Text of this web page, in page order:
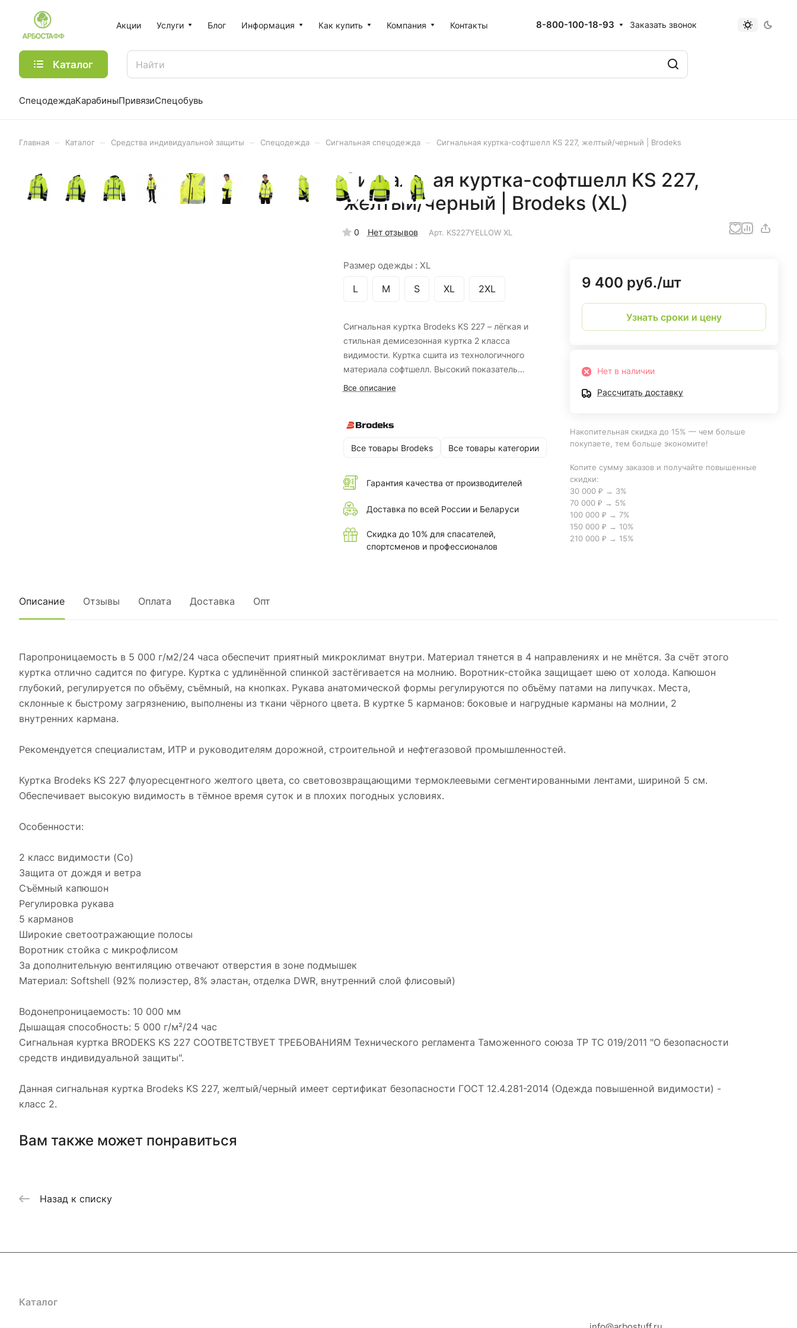
Акции Услуги Блог Информация Как купить Компания Контакты 8-800-100-18-93 Заказать звонок
Каталог
СпецодеждаКарабиныПривязиСпецобувь
Главная Каталог Средства индивидуальной защиты Спецодежда Сигнальная спецодежда Сигнальная куртка-софтшелл KS 227, желтый/черный | Brodeks
Сигнальная куртка-софтшелл KS 227,
желтый/черный | Brodeks (XL)
0 Нет отзывов Арт. KS227YELLOW XL
Размер одежды : XL
L M S XL 2XL
Сигнальная куртка Brodeks KS 227 – лёгкая и
стильная демисезонная куртка 2 класса
видимости. Куртка сшита из технологичного
материала софтшелл. Высокий показатель
водонепроницаемости в 10 000 мм гарантирует
Все описание
Все товары Brodeks Все товары категории
Гарантия качества от производителей
Доставка по всей России и Беларуси
Скидка до 10% для спасателей,
спортсменов и профессионалов
9 400 руб./шт
Узнать сроки и цену
Нет в наличии
Рассчитать доставку
Накопительная скидка до 15% — чем больше
покупаете, тем больше экономите!
Копите сумму заказов и получайте повышенные
скидки:
30 000 ₽ → 3%
70 000 ₽ → 5%
100 000 ₽ → 7%
150 000 ₽ → 10%
210 000 ₽ → 15%
Описание Отзывы Оплата Доставка Опт
Паропроницаемость в 5 000 г/м2/24 часа обеспечит приятный микроклимат внутри. Материал тянется в 4 направлениях и не мнётся. За счёт этого
куртка отлично садится по фигуре. Куртка с удлинённой спинкой застёгивается на молнию. Воротник-стойка защищает шею от холода. Капюшон
глубокий, регулируется по объёму, съёмный, на кнопках. Рукава анатомической формы регулируются по объёму патами на липучках. Места,
склонные к быстрому загрязнению, выполнены из ткани чёрного цвета. В куртке 5 карманов: боковые и нагрудные карманы на молнии, 2
внутренних кармана.
Рекомендуется специалистам, ИТР и руководителям дорожной, строительной и нефтегазовой промышленностей.
Куртка Brodeks KS 227 флуоресцентного желтого цвета, со световозвращающими термоклеевыми сегментированными лентами, шириной 5 см.
Обеспечивает высокую видимость в тёмное время суток и в плохих погодных условиях.
Особенности:
2 класс видимости (Со)
Защита от дождя и ветра
Съёмный капюшон
Регулировка рукава
5 карманов
Широкие светоотражающие полосы
Воротник стойка с микрофлисом
За дополнительную вентиляцию отвечают отверстия в зоне подмышек
Материал: Softshell (92% полиэстер, 8% эластан, отделка DWR, внутренний слой флисовый)
Водонепроницаемость: 10 000 мм
Дышащая способность: 5 000 г/м²/24 час
Сигнальная куртка BRODEKS KS 227 СООТВЕТСТВУЕТ ТРЕБОВАНИЯМ Технического регламента Таможенного союза ТР ТС 019/2011 "О безопасности
средств индивидуальной защиты".
Данная сигнальная куртка Brodeks KS 227, желтый/черный имеет сертификат безопасности ГОСТ 12.4.281-2014 (Одежда повышенной видимости) -
класс 2.
Вам также может понравиться
Назад к списку
Каталог